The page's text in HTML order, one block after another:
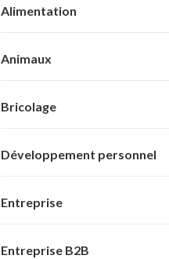
Alimentation
Animaux
Bricolage
Développement personnel
Entreprise
Entreprise B2B